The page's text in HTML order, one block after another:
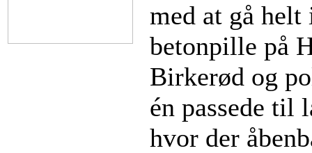
med at gå
betonpille på
Birkerød og
én passede til
hvor der